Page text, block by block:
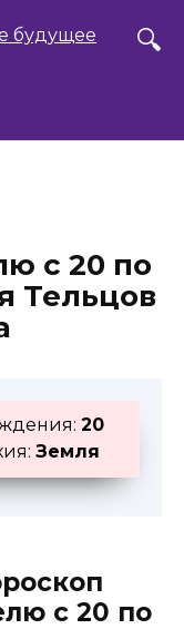
с 20 по
Тельцов
20
Земля
с 20 по